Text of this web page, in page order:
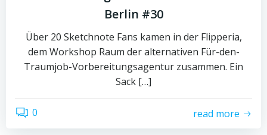
Berlin #30
Über 20 Sketchnote Fans kamen in der Flipperia,
dem Workshop Raum der alternativen Für-den-
Traumjob-Vorbereitungsagentur zusammen. Ein
Sack […]
0 read more